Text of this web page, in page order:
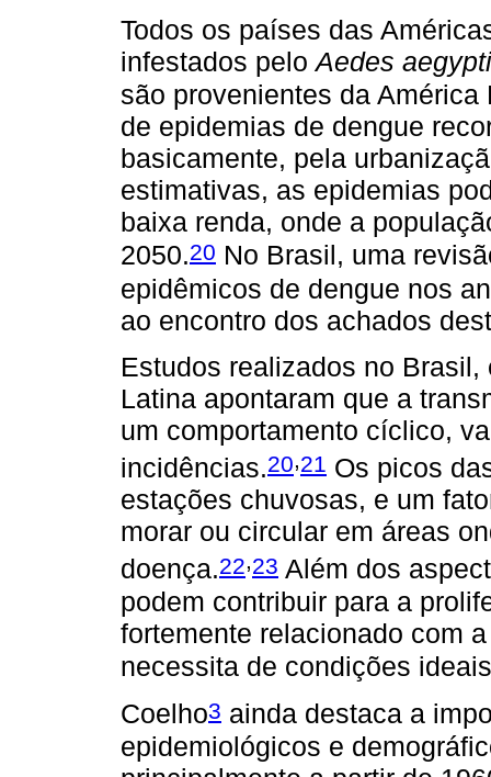
Todos os países das
infestados peloAedes aegypti
são provenientes da América
de epidemias de dengue
basicamente, pela
estimativas, as epidemias
baixa renda, onde a
2050.20 No Brasil, uma
epidêmicos de dengue nos
ao encontro dos achados
Estudos realizados no
Latina apontaram que a
um comportamento cíclico,
incidências.20,21 Os picos
estações chuvosas, e um
morar ou circular em áreas
doença.22,23 Além dos
podem contribuir para a
fortemente relacionado com
necessita de condições
Coelho3 ainda destaca a
epidemiológicos e